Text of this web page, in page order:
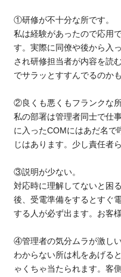
①研修が不十分な所です。
私は経験があったので応用
す。実際に同僚や後から入
され研修担当者が内容を読
でサラッとすすんでるのかも
②良くも悪くもフランクな所
私の部署は管理者同士で仕
に入ったCOMにはあだ名で
じはあります。少し責任者
③説明が少ない。
対応時に理解してないと困
後、受電準備をするとすぐ
する人が必ず出ます。お客
④管理者の気分ムラが激しい
わからない所は札をあげる
ゃくちゃ当たられます。客